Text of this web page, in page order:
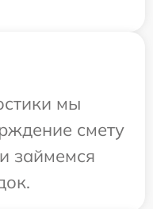
мы
смету
займемся